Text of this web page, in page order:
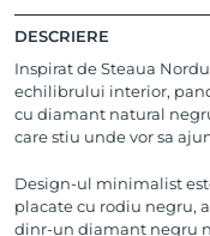
DESCRIERE
Inspirat de Steaua
echilibrului interior,
cu diamant natural
care stiu unde vor sa
Design-ul minimalist
placate cu rodiu negru,
dinr-un diamant negru